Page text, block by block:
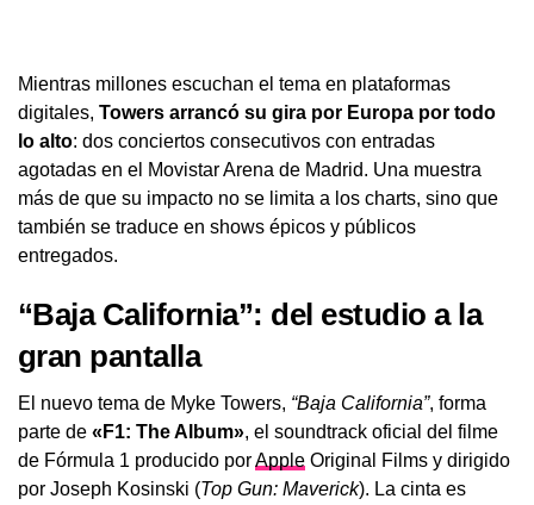
Mientras millones escuchan el tema en plataformas
digitales, Towers arrancó su gira por Europa por todo
lo alto: dos conciertos consecutivos con entradas
agotadas en el Movistar Arena de Madrid. Una muestra
más de que su impacto no se limita a los charts, sino que
también se traduce en shows épicos y públicos
entregados.
“Baja California”: del estudio a la
gran pantalla
El nuevo tema de Myke Towers, “Baja California”, forma
parte de «F1: The Album», el soundtrack oficial del filme
de Fórmula 1 producido porApple Original Films y dirigido
por Joseph Kosinski (Top Gun: Maverick). La cinta es